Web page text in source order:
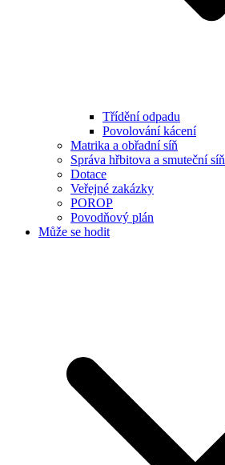
Třídění odpadu
Povolování kácení
Matrika a obřadní síň
Správa hřbitova a smuteční síň
Dotace
Veřejné zakázky
POROP
Povodňový plán
Může se hodit